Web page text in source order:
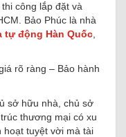
công lắp đặt và
Bảo Phúc là nhà
tự động Hàn Quốc
rõ ràng – Bảo hành
sở hữu nhà, chủ sở
thương mại có xu
hoạt tuyệt vời mà tài